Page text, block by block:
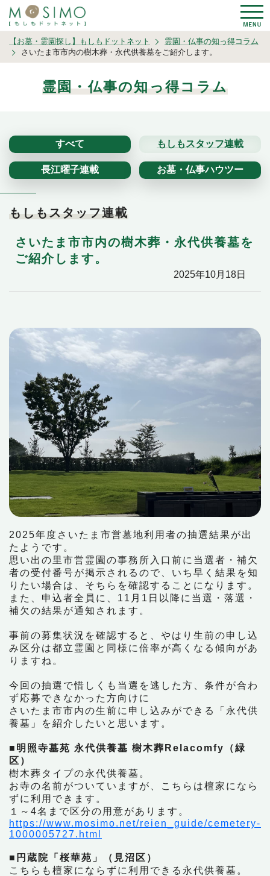
【お墓・霊園探し】もしもドットネット
霊園・仏事の知っ得コラム
さいたま市市内の樹木葬・永代供養墓をご紹介します。
霊園・仏事の知っ得コラム
すべて もしもスタッフ連載
長江曜子連載 お墓・仏事ハウツー
もしもスタッフ連載
さいたま市市内の樹木葬・永代供養墓を
ご紹介します。
2025年10月18日
2025年度さいたま市営墓地利用者の抽選結果が出
たようです。
思い出の里市営霊園の事務所入口前に当選者・補欠
者の受付番号が掲示されるので、いち早く結果を知
りたい場合は、そちらを確認することになります。
また、申込者全員に、11月1日以降に当選・落選・
補欠の結果が通知されます。
事前の募集状況を確認すると、やはり生前の申し込
み区分は都立霊園と同様に倍率が高くなる傾向があ
りますね。
今回の抽選で惜しくも当選を逃した方、条件が合わ
ず応募できなかった方向けに
さいたま市市内の生前に申し込みができる「永代供
養墓」を紹介したいと思います。
■明照寺墓苑 永代供養墓 樹木葬Relacomfy（緑
区）
樹木葬タイプの永代供養墓。
お寺の名前がついていますが、こちらは檀家になら
ずに利用できます。
１～4名まで区分の用意があります。
https://www.mosimo.net/reien_guide/cemetery-
1000005727.html
■円蔵院「桜華苑」（見沼区）
こちらも檀家にならずに利用できる永代供養墓。